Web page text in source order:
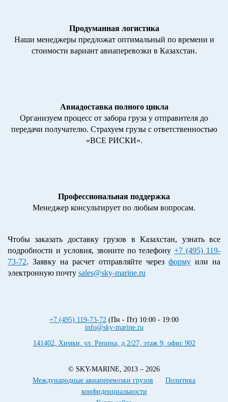
Продуманная логистика
Наши менеджеры предложат оптимальный по времени и
стоимости вариант авиаперевозки в Казахстан.
Авиадоставка полного цикла
Организуем процесс от забора груза у отправителя до
передачи получателю. Страхуем грузы с ответственностью
«ВСЕ РИСКИ».
Профессиональная поддержка
Менеджер консультирует по любым вопросам.
Чтобы заказать доставку грузов в Казахстан, узнать все
подробности и условия, звоните по телефону+7 (495) 119-
73-72. Заявку на расчет отправляйте через форму или на
электронную почту sales@sky-marine.ru
+7 (495) 119-73-72 (Пн - Пт) 10:00 - 19:00
info@sky-marine.ru
141402, Химки, ул. Репина, д.2/27, этаж 9, офис 902
© SKY-MARINE, 2013 – 2026
Международные авиаперевозки грузов
Политика
конфиденциальности